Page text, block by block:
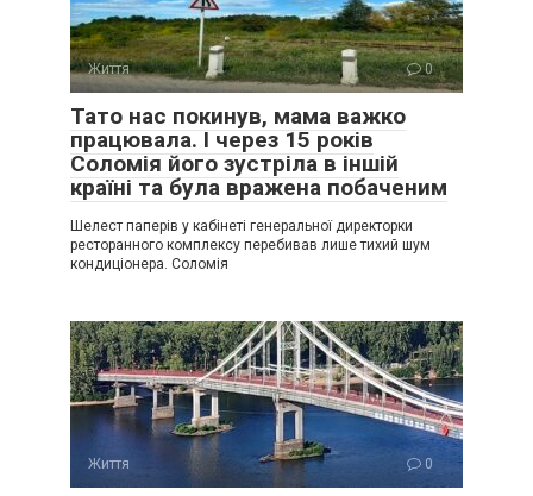
Життя 0
Тато нас покинув, мама важко
працювала. І через 15 років
Соломія його зустріла в іншій
країні та була вражена побаченим
Шелест паперів у кабінеті генеральної директорки
ресторанного комплексу перебивав лише тихий шум
кондиціонера. Соломія
Життя 0